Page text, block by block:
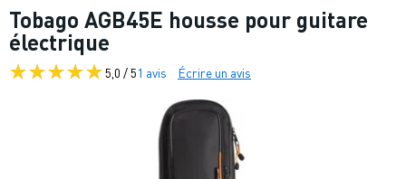
Tobago AGB45E housse pour guitare
électrique
5,0 / 51 avis Écrire un avis